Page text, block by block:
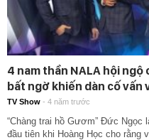
4 nam thần NALA hội ngộ
bất ngờ khiến dàn cố vấn
TV Show - 4 năm trước
“Chàng trai hồ Gươm” Đức
đầu tiên khi Hoàng Học cho rằng